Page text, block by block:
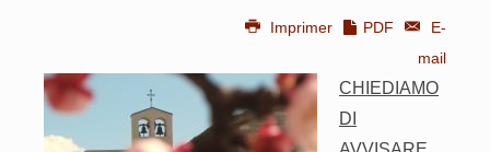
Imprimer PDF
E-
mail
CHIEDIAMO
DI